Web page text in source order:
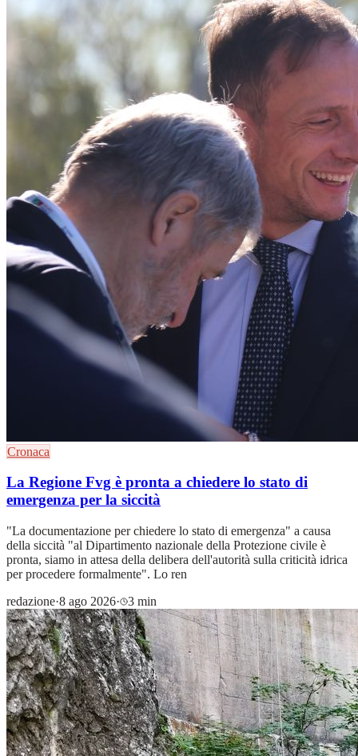
Cronaca
La Regione Fvg è pronta a chiedere lo stato di
emergenza per la siccità
"La documentazione per chiedere lo stato di emergenza" a causa
della siccità "al Dipartimento nazionale della Protezione civile è
pronta, siamo in attesa della delibera dell'autorità sulla criticità idrica
per procedere formalmente". Lo ren
redazione·8 ago 2026· 3 min